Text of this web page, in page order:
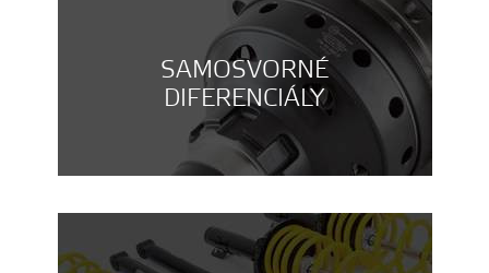
SAMOSVORNÉ
DIFERENCIÁLY